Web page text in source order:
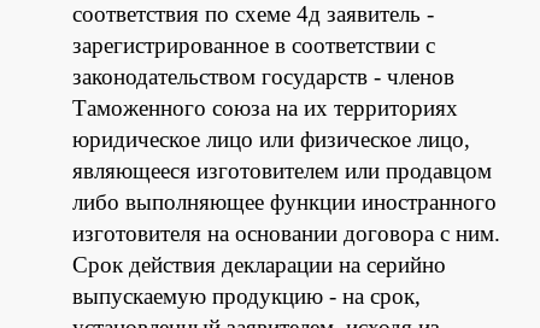
соответствия по схеме 4д заявитель -
зарегистрированное в соответствии с
законодательством государств - членов
Таможенного союза на их территориях
юридическое лицо или физическое лицо,
являющееся изготовителем или продавцом
либо выполняющее функции иностранного
изготовителя на основании договора с ним.
Срок действия декларации на серийно
выпускаемую продукцию - на срок,